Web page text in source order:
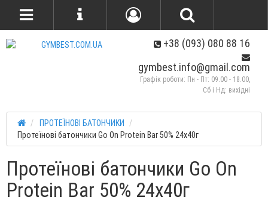
+38 (093) 080 88 16
gymbest.info@gmail.com
Графік роботи: Пн - Пт: 09.00 - 18.00,
Сб і Нд: вихідні
ПРОТЕЇНОВІ БАТОНЧИКИ
Протеїнові батончики Go On Protein Bar 50% 24x40г
Протеїнові батончики Go On
Protein Bar 50% 24x40г